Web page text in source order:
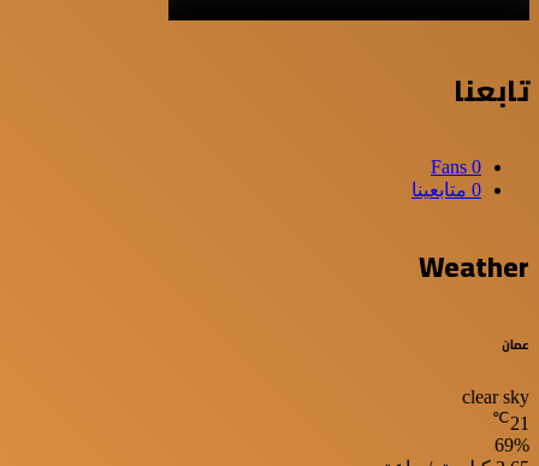
تابعنا
0
Fans
0 متابعينا
Weather
عمان
clear sky
21
℃
الرطوبة:
69%